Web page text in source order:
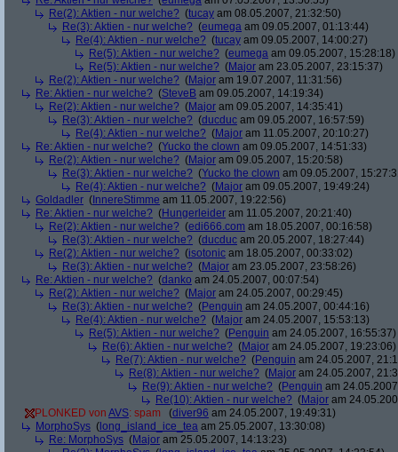
Re(2): Aktien - nur welche? (tucay am 08.05.2007, 21:32:50)
Re(3): Aktien - nur welche? (eumega am 09.05.2007, 01:13:44)
Re(4): Aktien - nur welche? (tucay am 09.05.2007, 14:00:27)
Re(5): Aktien - nur welche? (eumega am 09.05.2007, 15:28:18)
Re(5): Aktien - nur welche? (Major am 23.05.2007, 23:15:37)
Re(2): Aktien - nur welche? (Major am 19.07.2007, 11:31:56)
Re: Aktien - nur welche? (SteveB am 09.05.2007, 14:19:34)
Re(2): Aktien - nur welche? (Major am 09.05.2007, 14:35:41)
Re(3): Aktien - nur welche? (ducduc am 09.05.2007, 16:57:59)
Re(4): Aktien - nur welche? (Major am 11.05.2007, 20:10:27)
Re: Aktien - nur welche? (Yucko the clown am 09.05.2007, 14:51:33)
Re(2): Aktien - nur welche? (Major am 09.05.2007, 15:20:58)
Re(3): Aktien - nur welche? (Yucko the clown am 09.05.2007,
Re(4): Aktien - nur welche? (Major am 09.05.2007, 19:49:24)
Goldadler ( InnereStimme am 11.05.2007, 19:22:56)
Re: Aktien - nur welche? (Hungerleider am 11.05.2007, 20:21:40)
Re(2): Aktien - nur welche? (edi666.com am 18.05.2007, 00:16:58)
Re(3): Aktien - nur welche? (ducduc am 20.05.2007, 18:27:44)
Re(2): Aktien - nur welche? (isotonic am 18.05.2007, 00:33:02)
Re(3): Aktien - nur welche? (Major am 23.05.2007, 23:58:26)
Re: Aktien - nur welche? (danko am 24.05.2007, 00:07:54)
Re(2): Aktien - nur welche? (Major am 24.05.2007, 00:29:45)
Re(3): Aktien - nur welche? (Penguin am 24.05.2007, 00:44:16)
Re(4): Aktien - nur welche? (Major am 24.05.2007, 15:53:13)
Re(5): Aktien - nur welche? (Penguin am 24.05.2007, 16:55:37)
Re(6): Aktien - nur welche? (Major am 24.05.2007, 19:23:06)
Re(7): Aktien - nur welche? (Penguin am 24.05.2007,
Re(8): Aktien - nur welche? (Major am 24.05.2007,
Re(9): Aktien - nur welche? (Penguin am
Re(10): Aktien - nur welche? (Major am
PLONKED von AVS: spam (diver96 am 24.05.2007, 19:49:31)
MorphoSys ( long_island_ice_tea am 25.05.2007, 13:30:08)
Re: MorphoSys (Major am 25.05.2007, 14:13:23)